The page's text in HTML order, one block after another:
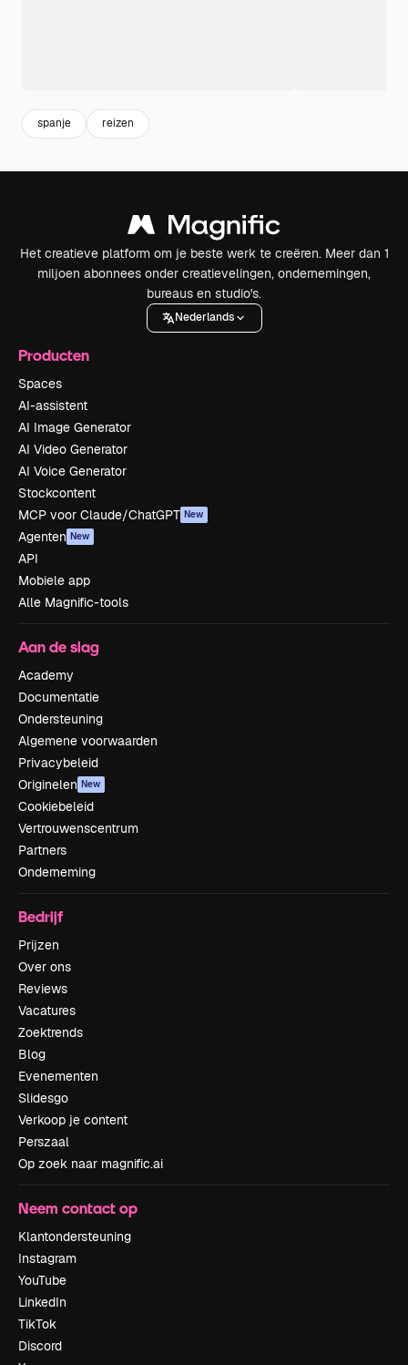
spanje reizen
Het creatieve platform om je beste werk te creëren. Meer dan 1
miljoen abonnees onder creatievelingen, ondernemingen,
bureaus en studio's.
Nederlands
Producten
Spaces
AI-assistent
AI Image Generator
AI Video Generator
AI Voice Generator
Stockcontent
MCP voor Claude/ChatGPT New
Agenten New
API
Mobiele app
Alle Magnific-tools
Aan de slag
Academy
Documentatie
Ondersteuning
Algemene voorwaarden
Privacybeleid
Originelen New
Cookiebeleid
Vertrouwenscentrum
Partners
Onderneming
Bedrijf
Prijzen
Over ons
Reviews
Vacatures
Zoektrends
Blog
Evenementen
Slidesgo
Verkoop je content
Perszaal
Op zoek naar magnific.ai
Neem contact op
Klantondersteuning
Instagram
YouTube
LinkedIn
TikTok
Discord